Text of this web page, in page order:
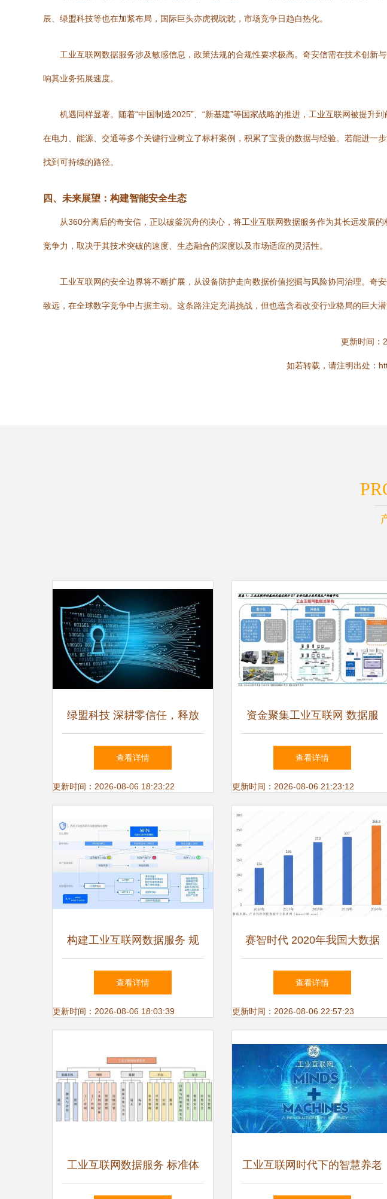
辰、绿盟科技等也在加紧布局，国际巨头亦虎视眈眈，市场竞争日趋白热化。
工业互联网数据服务涉及敏感信息，政策法规的合规性要求极高。奇安信需在技术创
响其业务拓展速度。
机遇同样显著。随着“中国制造2025”、“新基建”等国家战略的推进，工业互联网被提
在电力、能源、交通等多个关键行业树立了标杆案例，积累了宝贵的数据与经验。若能进
找到可持续的路径。
四、未来展望：构建智能安全生态
从360分离后的奇安信，正以破釜沉舟的决心，将工业互联网数据服务作为其长远发展
竞争力，取决于其技术突破的速度、生态融合的深度以及市场适应的灵活性。
工业互联网的安全边界将不断扩展，从设备防护走向数据价值挖掘与风险协同治理。
致远，在全球数字竞争中占据主动。这条路注定充满挑战，但也蕴含着改变行业格局的巨大潜
更新时间：
如若转载，请注明出处：
绿盟科技 深耕零信任，释放
价值——工业互联网数据服务
的创新之路
查看详情
更新时间：2026-08-06 18:23:22
资金聚集工业互联网 数据服
务成投资新热点
查看详情
更新时间：2026-08-06 21:23:12
构建工业互联网数据服务 规
避转型不确定性，打造全面服
务解决方案
查看详情
更新时间：2026-08-06 18:03:39
赛智时代 2020年我国大数据
产业发展研究——聚焦工业互
联网数据服务
查看详情
更新时间：2026-08-06 22:57:23
工业互联网数据服务 标准体 工业互联网时代下的智慧养老